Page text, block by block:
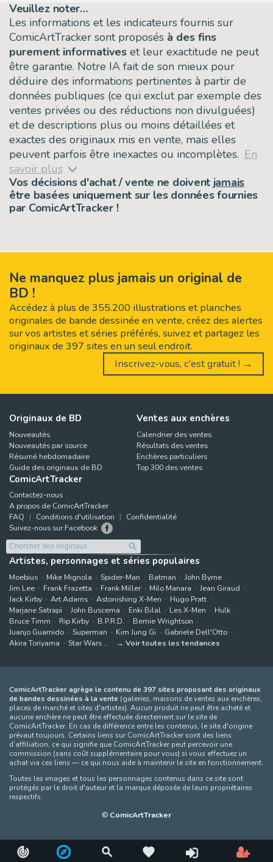
Veuillez noter…
Les informations et les indicateurs fournis sur
ComicArtTracker sont proposés à des fins
purement informatives et leur exactitude ne peut
être garantie. Notre IA fait de son mieux pour
déduire des informations pertinentes à partir de
données publiques (ce qui exclut par exemple des
ventes privées ou des réductions non divulguées)
et de descriptions plus ou moins détaillées et
exactes des originaux mis en vente, mais elles
peuvent parfois être inexactes ou incomplètes. En
savoir plus
Vos décisions d'achat / vente ne doivent jamais
être basées uniquement sur les données fournies
par ComicArtTracker !
Ne manquez plus jamais un original de
BD !
Accédez à plus de 355.200 illustrations et planches
originales de bande dessinée en vente, créez des alertes
sur vos artistes et séries préférés, suivez et partagez les
originaux de 397 sites en un seul endroit.
Inscrivez-vous, c'est gratuit ! →
Originaux de BD
Nouveautés
Nouveautés par source
Résumé hebdomadaire
Guide des originaux de BD
Ventes aux enchères
Calendrier des ventes
Résultats des ventes
Enchères particuliers
Top 300 des ventes
ComicArtTracker
Contactez-nous
A propos de ComicArtTracker
FAQ
Conditions d'utilisation
Confidentialité
Suivez-nous sur Facebook
Artistes, personnages et séries populaires
Moebius Mike Mignola Spider-Man Batman
John Byrne
Jim Lee
Frank Frazetta Frank Miller Milo Manara
Jean Giraud
Jack Kirby
Art Adams Astonishing X-Men
Hugo Pratt
Marjane Satrapi
John Buscema Enki Bilal Les X-Men
Hulk
Bruce Timm
Rip Kirby B.P.R.D.
Bernie Wrightson
Juanjo Guarnido
Superman Kim Jung Gi
Gabriele Dell'Otto
Akira Toriyama
Star Wars Voir toutes les tendances
ComicArtTracker agrège le contenu de 397 sites proposant des originaux
de bandes dessinées à la vente (galeries, maisons de ventes aux enchères,
places de marché et sites d'artistes). Aucun produit ne peut être acheté et
aucune enchère ne peut être effectuée directement sur le site de
ComicArtTracker. En cas de différence entre les contenus, le site d'origine
prévaut toujours. Certains liens sur ComicArtTracker sont des liens
d’affiliation, ce qui signifie que ComicArtTracker peut percevoir une
commission (sans coût supplémentaire pour vous) si vous effectuez un
achat via ces liens — ce qui nous aide à maintenir le site en fonctionnement.
Toutes les images et tous les personnages contenus dans ce site sont
protégés par le droit d'auteur et la marque déposée de leurs propriétaires
respectifs.
© ComicArtTracker